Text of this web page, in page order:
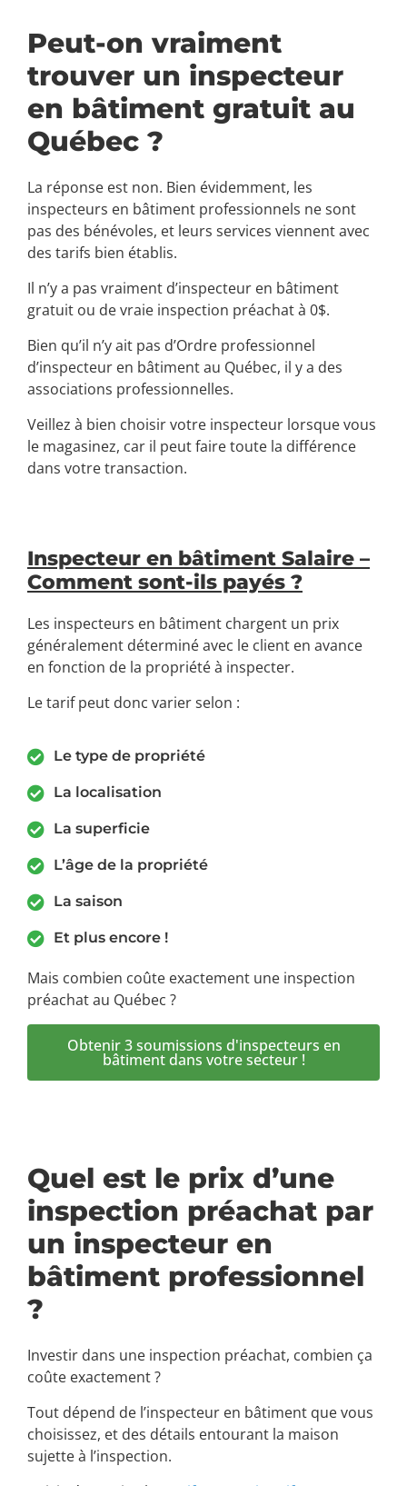
Peut-on vraiment
trouver un inspecteur
en bâtiment gratuit au
Québec ?
La réponse est non. Bien évidemment, les
inspecteurs en bâtiment professionnels ne sont
pas des bénévoles, et leurs services viennent avec
des tarifs bien établis.
Il n’y a pas vraiment d’inspecteur en bâtiment
gratuit ou de vraie inspection préachat à 0$.
Bien qu’il n’y ait pas d’Ordre professionnel
d’inspecteur en bâtiment au Québec, il y a des
associations professionnelles.
Veillez à bien choisir votre inspecteur lorsque vous
le magasinez, car il peut faire toute la différence
dans votre transaction.
Inspecteur en bâtiment Salaire –
Comment sont-ils payés ?
Les inspecteurs en bâtiment chargent un prix
généralement déterminé avec le client en avance
en fonction de la propriété à inspecter.
Le tarif peut donc varier selon :
Le type de propriété
La localisation
La superficie
L’âge de la propriété
La saison
Et plus encore !
Mais combien coûte exactement une inspection
préachat au Québec ?
Obtenir 3 soumissions d'inspecteurs en
bâtiment dans votre secteur !
Quel est le prix d’une
inspection préachat par
un inspecteur en
bâtiment professionnel
?
Investir dans une inspection préachat, combien ça
coûte exactement ?
Tout dépend de l’inspecteur en bâtiment que vous
choisissez, et des détails entourant la maison
sujette à l’inspection.